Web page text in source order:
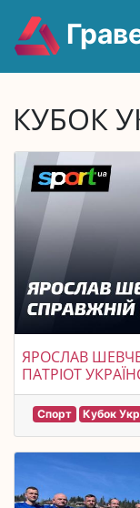
КУБОК
ЯРОСЛАВ
ПАТРІОТ
Спорт Кубок